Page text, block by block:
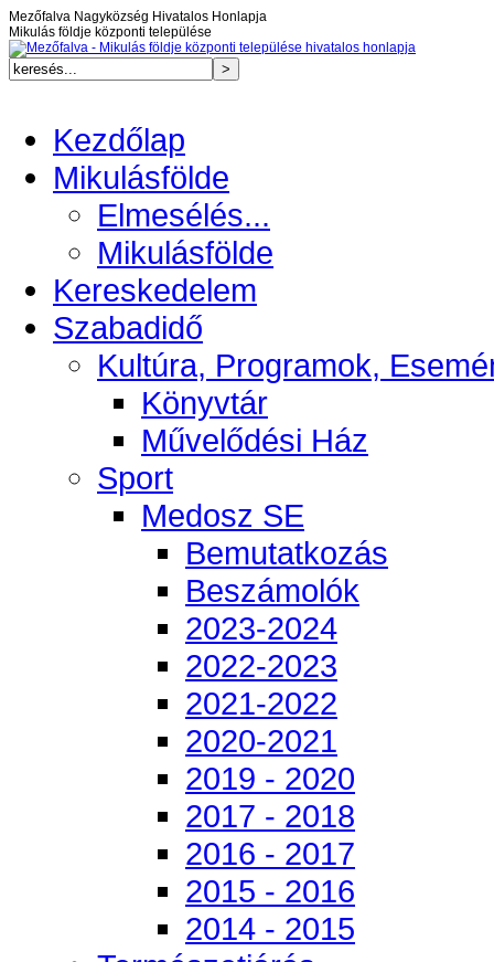
Mezőfalva Nagyközség Hivatalos Honlapja
Mikulás földje központi települése
Kezdőlap
Mikulásfölde
Elmesélés...
Mikulásfölde
Kereskedelem
Szabadidő
Kultúra, Programok,
Könyvtár
Művelődési Ház
Sport
Medosz SE
Bemutatkozás
Beszámolók
2023-2024
2022-2023
2021-2022
2020-2021
2019 - 2020
2017 - 2018
2016 - 2017
2015 - 2016
2014 - 2015